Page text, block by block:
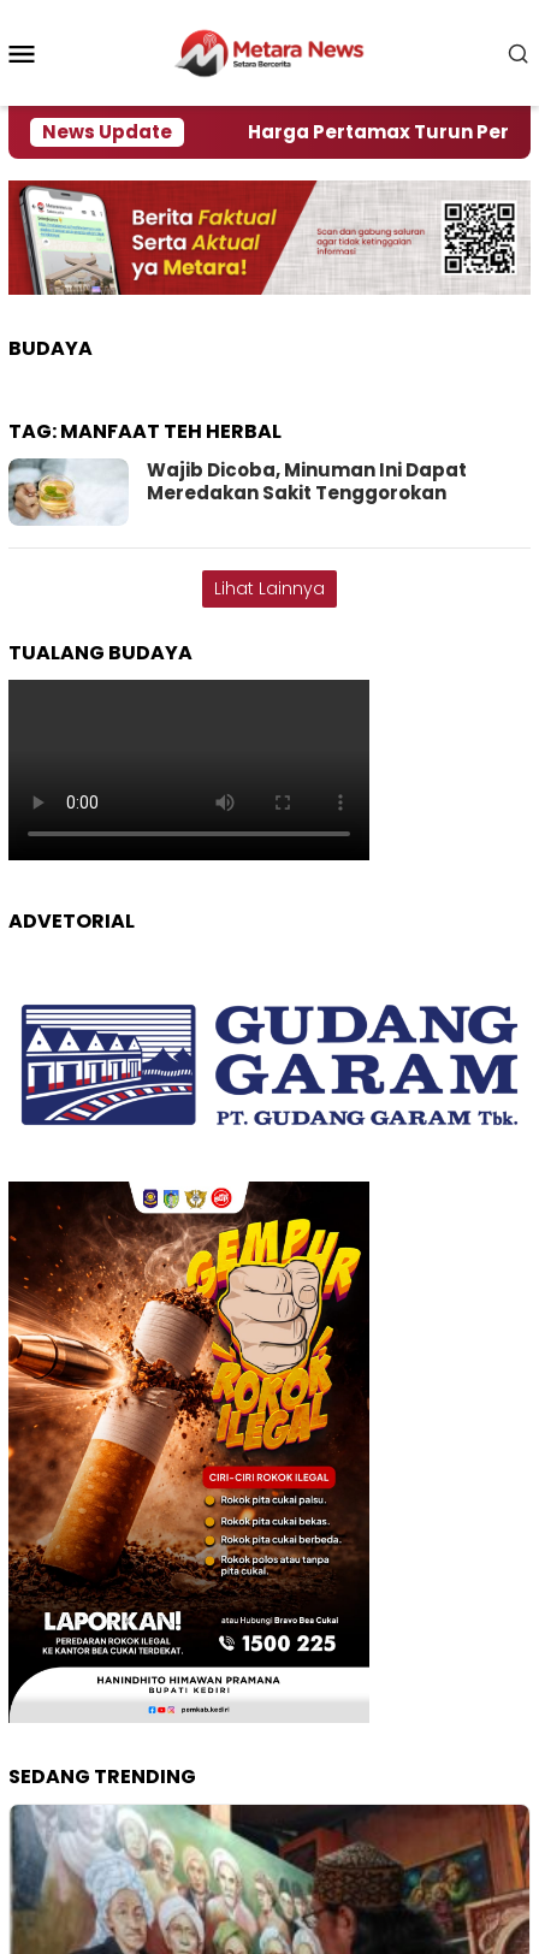
konten
News Update
Krisi Air Harga Pertamax Turun Per Hari
BUDAYA
TAG:MANFAAT TEH HERBAL
Wajib Dicoba, Minuman Ini Dapat
Meredakan Sakit Tenggorokan
Lihat Lainnya
TUALANG BUDAYA
ADVETORIAL
SEDANG TRENDING